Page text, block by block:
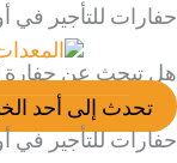
انتقل
المحتوى
حفارات للتأجير
هل تبحث عن حفارة
تحدث إلى أحد
حفارات للتأجير